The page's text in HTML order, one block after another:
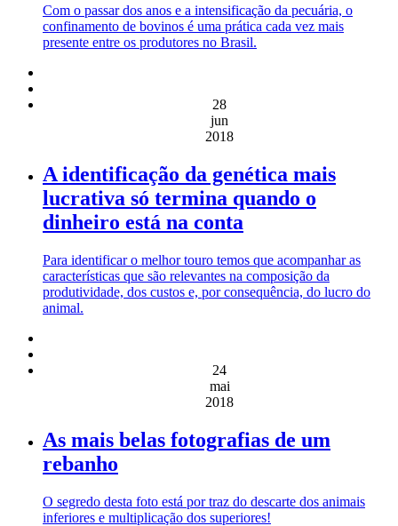
Com o passar dos anos e a intensificação da pecuária, o
confinamento de bovinos é uma prática cada vez mais
presente entre os produtores no Brasil.
28
jun
2018
A identificação da genética mais
lucrativa só termina quando o
dinheiro está na conta
Para identificar o melhor touro temos que acompanhar as
características que são relevantes na composição da
produtividade, dos custos e, por consequência, do lucro do
animal.
24
mai
2018
As mais belas fotografias de um
rebanho
O segredo desta foto está por traz do descarte dos animais
inferiores e multiplicação dos superiores!